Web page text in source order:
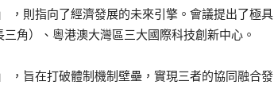
，則指向了經濟發展的未來引擎。會議提出了極具
角）、粵港澳大灣區三大國際科技創新中心。
，旨在打破體制機制壁壘，實現三者的協同融合發